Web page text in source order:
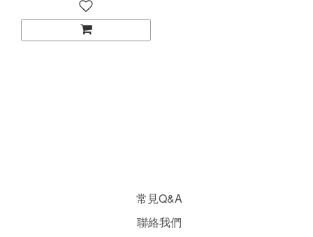
常見Q&A
聯絡我們